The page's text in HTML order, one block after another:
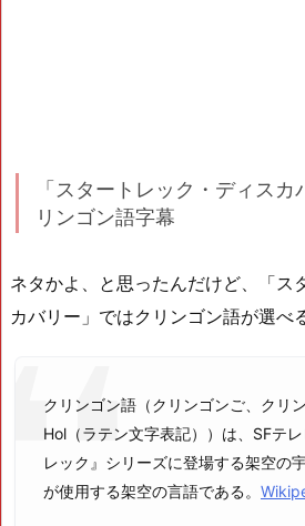
「スタートレック・ディスカ
リンゴン語字幕
ネタかよ、と思ったんだけど、「ス
カバリー」ではクリンゴン語が選べ
クリンゴン語（クリンゴンご、クリ
Hol（ラテン文字表記））は、SFテ
レック』シリーズに登場する架空の
が使用する架空の言語である。